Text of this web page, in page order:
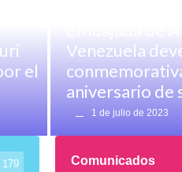
el
Venezuela
aniversario de
1 de julio de 2023
179 Comunicados